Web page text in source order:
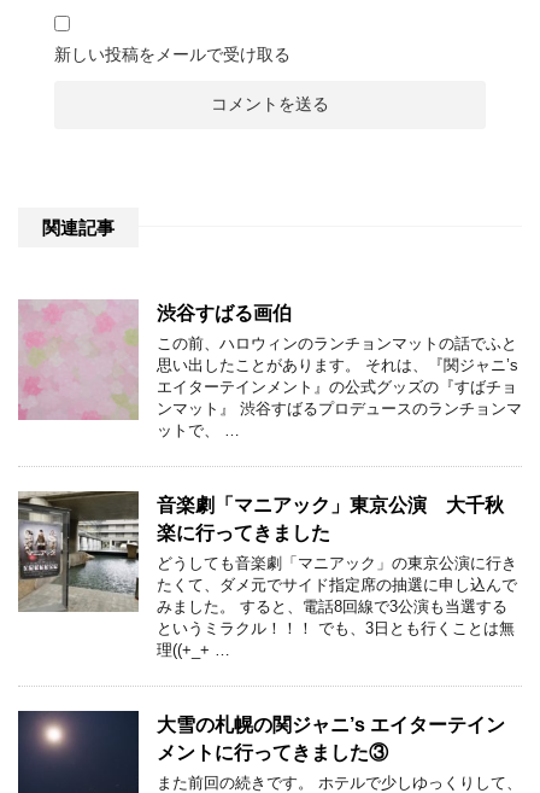
新しい投稿をメールで受け取る
関連記事
渋谷すばる画伯
この前、ハロウィンのランチョンマットの話でふと
思い出したことがあります。 それは、『関ジャニ’s
エイターテインメント』の公式グッズの『すばチョ
ンマット』 渋谷すばるプロデュースのランチョンマ
ットで、 …
音楽劇「マニアック」東京公演 大千秋
楽に行ってきました
どうしても音楽劇「マニアック」の東京公演に行き
たくて、ダメ元でサイド指定席の抽選に申し込んで
みました。 すると、電話8回線で3公演も当選する
というミラクル！！！ でも、3日とも行くことは無
理((+_+ …
大雪の札幌の関ジャニ’s エイターテイン
メントに行ってきました③
また前回の続きです。 ホテルで少しゆっくりして、